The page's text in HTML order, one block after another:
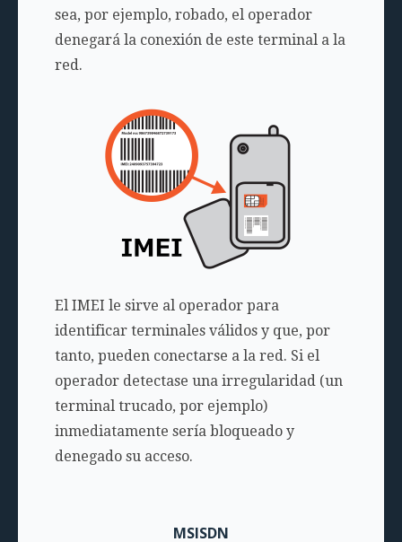
sea, por ejemplo, robado, el operador
denegará la conexión de este terminal a la
red.
El IMEI le sirve al operador para
identificar terminales válidos y que, por
tanto, pueden conectarse a la red. Si el
operador detectase una irregularidad (un
terminal trucado, por ejemplo)
inmediatamente sería bloqueado y
denegado su acceso.
MSISDN